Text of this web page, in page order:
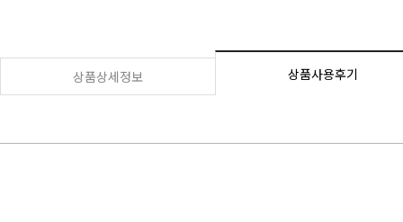
상품상세정보 상품사용후기